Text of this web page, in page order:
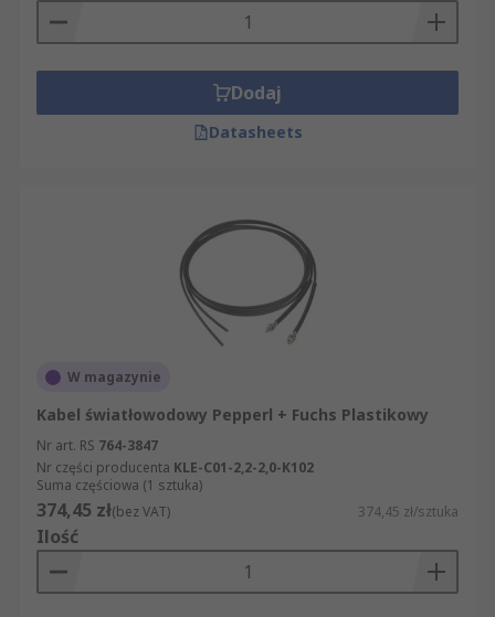
Dodaj
Datasheets
W magazynie
Kabel światłowodowy Pepperl + Fuchs Plastikowy
Nr art. RS 764-3847
Nr części producenta KLE-C01-2,2-2,0-K102
Suma częściowa (1 sztuka)
374,45 zł(bez VAT) 374,45 zł/sztuka
Ilość